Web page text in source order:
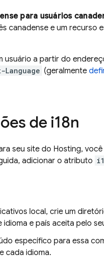
para usuários
canadense e um
usuário a partir do
Language (geralmente
de i18n
seu site do Hosting,
adicionar o atributo
local, crie um
e país aceita pelo
específico para essa
cada idioma.